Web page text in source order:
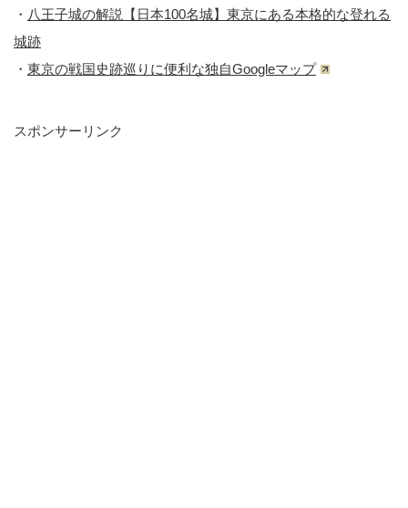
・ 八王子城の解説【日本100名城】東京にある本格的な登れる
城跡
・ 東京の戦国史跡巡りに便利な独自Googleマップ
スポンサーリンク